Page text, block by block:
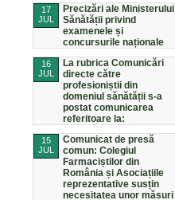
17
JUL
Precizări ale Ministerului
Sănătății privind
examenele și
concursurile naționale
16
JUL
La rubrica Comunicări
directe către
profesioniștii din
domeniul sănătății s-a
postat comunicarea
referitoare la:
15
JUL
Comunicat de presă
comun: Colegiul
Farmaciștilor din
România și Asociațiile
reprezentative susțin
necesitatea unor măsuri